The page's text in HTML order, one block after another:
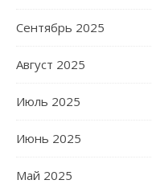
Сентябрь 2025
Август 2025
Июль 2025
Июнь 2025
Май 2025